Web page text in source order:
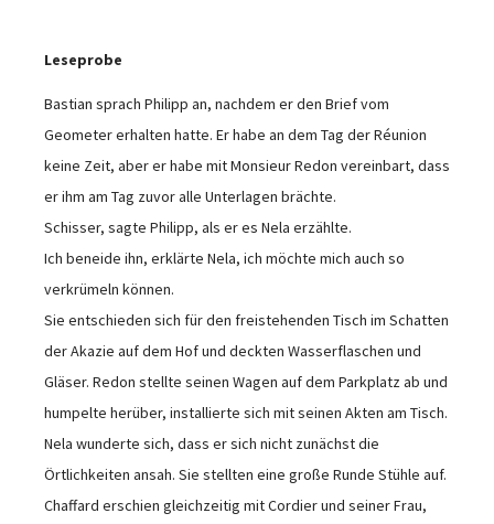
Leseprobe
Bastian sprach Philipp an, nachdem er den Brief vom
Geometer erhalten hatte. Er habe an dem Tag der Réunion
keine Zeit, aber er habe mit Monsieur Redon vereinbart, dass
er ihm am Tag zuvor alle Unterlagen brächte.
Schisser, sagte Philipp, als er es Nela erzählte.
Ich beneide ihn, erklärte Nela, ich möchte mich auch so
verkrümeln können.
Sie entschieden sich für den freistehenden Tisch im Schatten
der Akazie auf dem Hof und deckten Wasserflaschen und
Gläser. Redon stellte seinen Wagen auf dem Parkplatz ab und
humpelte herüber, installierte sich mit seinen Akten am Tisch.
Nela wunderte sich, dass er sich nicht zunächst die
Örtlichkeiten ansah. Sie stellten eine große Runde Stühle auf.
Chaffard erschien gleichzeitig mit Cordier und seiner Frau,